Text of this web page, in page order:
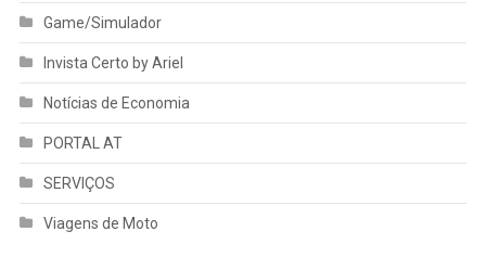
Game/Simulador
Invista Certo by Ariel
Notícias de Economia
PORTAL AT
SERVIÇOS
Viagens de Moto